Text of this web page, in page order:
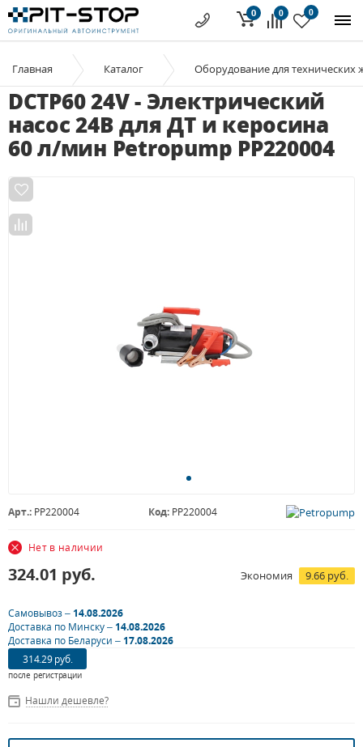
0 0
0
Главная Каталог Оборудование для технических
DCTP60 24V - Электрический
насос 24В для ДТ и керосина
60 л/мин Petropump PP220004
Арт.: PP220004 Код: PP220004
Нет в наличии
324.01 руб. Экономия 9.66 руб.
Самовывоз –14.08.2026
Доставка по Минску –14.08.2026
Доставка по Беларуси –17.08.2026
314.29 руб.
после регистрации
Нашли дешевле?